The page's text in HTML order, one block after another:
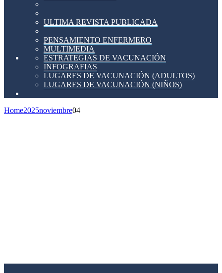
ULTIMA REVISTA PUBLICADA
PENSAMIENTO ENFERMERO
MULTIMEDIA
ESTRATEGIAS DE VACUNACIÓN
INFOGRAFIAS
LUGARES DE VACUNACIÓN (ADULTOS)
LUGARES DE VACUNACIÓN (NIÑOS)
Home2025noviembre04